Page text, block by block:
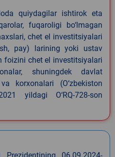
quiydagilar ishtirok eta
fuqaroligi bo‘lmagan
chet el investitsiyalari
pay) larining yoki ustav
foizini chet el investitsiyalari
shuningdek davlat
korxonalari (O‘zbekiston
yildagi O‘RQ-728-son